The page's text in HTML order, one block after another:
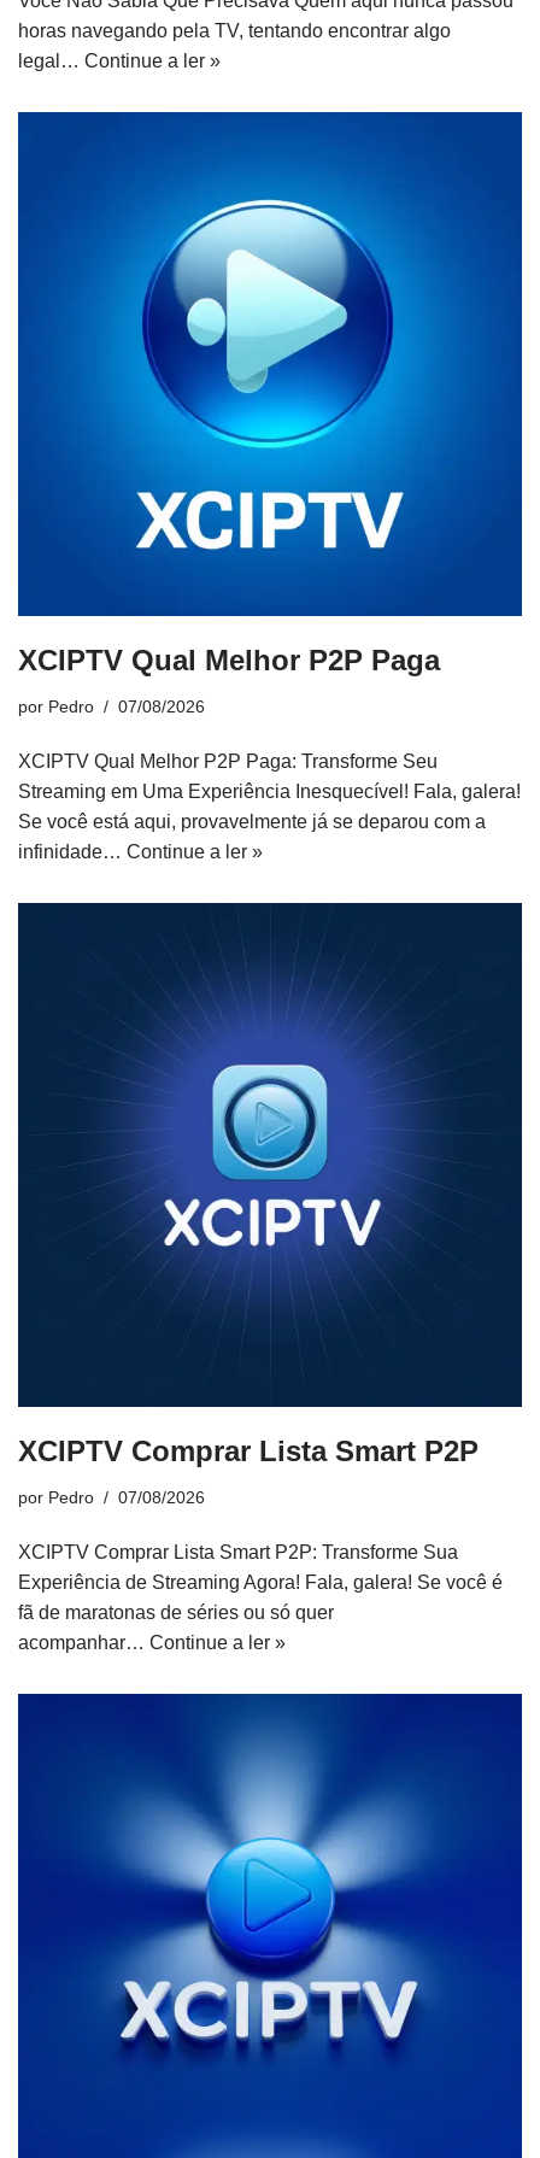
horas navegando pela TV, tentando encontrar algo
legal… Continue a ler »
XCIPTV Qual Melhor P2P Paga
por Pedro 07/08/2026
XCIPTV Qual Melhor P2P Paga: Transforme Seu
Streaming em Uma Experiência Inesquecível! Fala, galera!
Se você está aqui, provavelmente já se deparou com a
infinidade… Continue a ler »
XCIPTV Comprar Lista Smart P2P
por Pedro 07/08/2026
XCIPTV Comprar Lista Smart P2P: Transforme Sua
Experiência de Streaming Agora! Fala, galera! Se você é
fã de maratonas de séries ou só quer
acompanhar… Continue a ler »